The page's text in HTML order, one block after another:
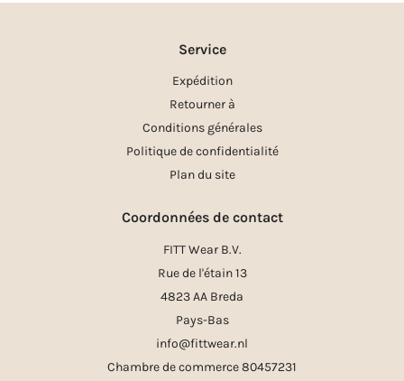
Service
Expédition
Retourner à
Conditions générales
Politique de confidentialité
Plan du site
Coordonnées de contact
FITT Wear B.V.
Rue de l'étain 13
4823 AA Breda
Pays-Bas
info@fittwear.nl
Chambre de commerce 80457231